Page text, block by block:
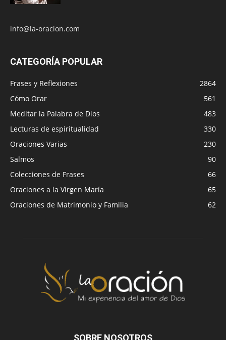
info@la-oracion.com
CATEGORÍA POPULAR
Frases y Reflexiones
2864
Cómo Orar
561
Meditar la Palabra de Dios
483
Lecturas de espiritualidad
330
Oraciones Varias
230
Salmos
90
Colecciones de Frases
66
Oraciones a la Virgen María
65
Oraciones de Matrimonio y Familia
62
SOBRE NOSOTROS